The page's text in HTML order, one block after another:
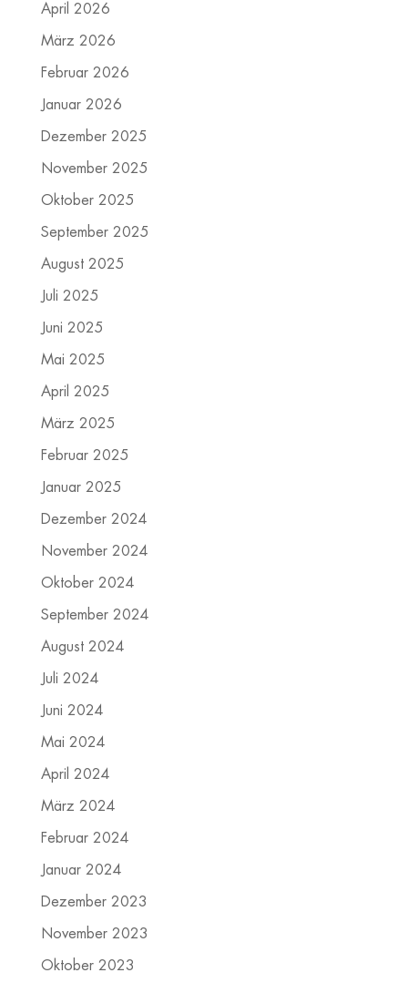
April 2026
März 2026
Februar 2026
Januar 2026
Dezember 2025
November 2025
Oktober 2025
September 2025
August 2025
Juli 2025
Juni 2025
Mai 2025
April 2025
März 2025
Februar 2025
Januar 2025
Dezember 2024
November 2024
Oktober 2024
September 2024
August 2024
Juli 2024
Juni 2024
Mai 2024
April 2024
März 2024
Februar 2024
Januar 2024
Dezember 2023
November 2023
Oktober 2023